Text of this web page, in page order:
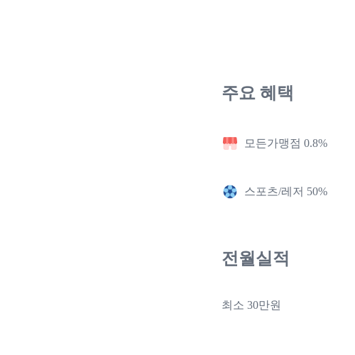
주요 혜택
모든가맹점 0.8%
스포츠/레저 50%
전월실적
최소 30만원